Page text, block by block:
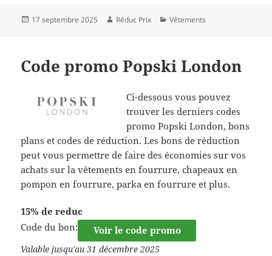
Publié
17 septembre 2025 Auteur
Réduc Prix Catégories
Vêtements
Code promo Popski London
Ci-dessous vous pouvez
trouver les derniers codes
promo Popski London, bons
plans et codes de réduction. Les bons de réduction
peut vous permettre de faire des économies sur vos
achats sur la vêtements en fourrure, chapeaux en
pompon en fourrure, parka en fourrure et plus.
15% de reduc
Code du bon:
Voir le code promo
Valable jusqu'au 31 décembre 2025